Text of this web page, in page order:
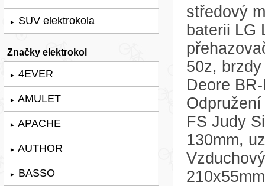
► SUV elektrokola
Značky elektrokol
► 4EVER
► AMULET
► APACHE
► AUTHOR
► BASSO
středový
baterii LG
50z,
Deore
FS Judy
130mm,